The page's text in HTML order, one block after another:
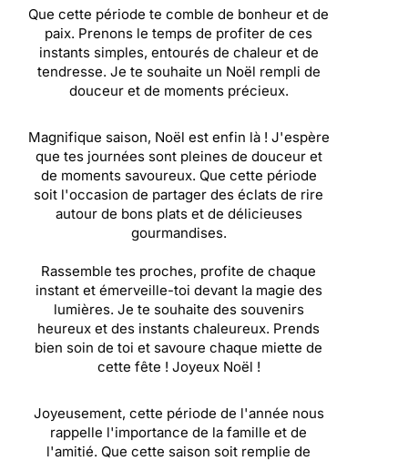
Que cette période te comble de bonheur et de
paix. Prenons le temps de profiter de ces
instants simples, entourés de chaleur et de
tendresse. Je te souhaite un Noël rempli de
douceur et de moments précieux.
Magnifique saison, Noël est enfin là ! J'espère
que tes journées sont pleines de douceur et
de moments savoureux. Que cette période
soit l'occasion de partager des éclats de rire
autour de bons plats et de délicieuses
gourmandises.
Rassemble tes proches, profite de chaque
instant et émerveille-toi devant la magie des
lumières. Je te souhaite des souvenirs
heureux et des instants chaleureux. Prends
bien soin de toi et savoure chaque miette de
cette fête ! Joyeux Noël !
Joyeusement, cette période de l'année nous
rappelle l'importance de la famille et de
l'amitié. Que cette saison soit remplie de